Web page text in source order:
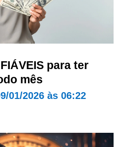
para ter
mês
01/2026 às 06:22